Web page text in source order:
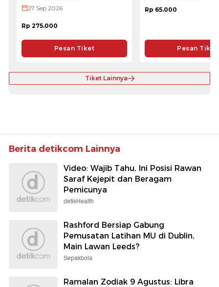
27 Sep 2026
Rp 275.000
Pesan Tiket
Rp 65.000
Pesan Tiket
Tiket Lainnya
Berita detikcom Lainnya
Video: Wajib Tahu, Ini Posisi Rawan
Saraf Kejepit dan Beragam
Pemicunya
detikHealth
Rashford Bersiap Gabung
Pemusatan Latihan MU di Dublin,
Main Lawan Leeds?
Sepakbola
Ramalan Zodiak 9 Agustus: Libra